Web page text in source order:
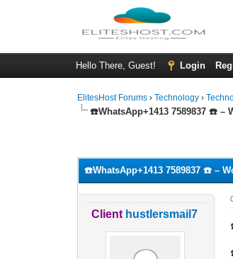
Hello There, Guest! Login
ElitesHost Forums ›Technology ›
☎️WhatsApp+1413 7589837 ☎️ –
☎️WhatsApp+1413 7589837 ☎️ –
Client hustlersmail7